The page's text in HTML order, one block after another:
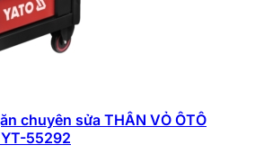
chuyên sửa THÂN VỎ ÔTÔ
55292